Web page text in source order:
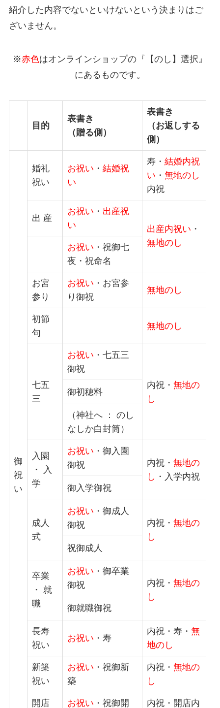
紹介した内容でないといけないという決まりはご
ざいません。
※赤色はオンラインショップの『【のし】選択』
にあるものです。
目的
表書き
（贈る側）
表書き
（お返しする
側）
御
祝
い
婚礼
祝い
お祝い ・ 結婚祝
い
寿・ 結婚内祝
い ・ 無地のし
内祝
出 産
お祝い ・ 出産祝
い
出産内祝い ・
無地のし
お祝い ・祝御七
夜・祝命名
お宮
参り
お祝い ・お宮参
り御祝
無地のし
初節
句
無地のし
七五
三
お祝い ・七五三
御祝
内祝・ 無地の
し
御初穂料
（神社へ ： のし
なしか白封筒）
入園
・ 入
学
お祝い ・御入園
御祝
内祝・ 無地の
し ・入学内祝
御入学御祝
成人
式
お祝い ・御成人
御祝
内祝・ 無地の
し
祝御成人
卒業
・ 就
職
お祝い ・御卒業
御祝
内祝・ 無地の
し
御就職御祝
長寿
祝い
お祝い ・寿
内祝・寿・ 無
地のし
新築
祝い
お祝い ・祝御新
築
内祝・ 無地の
し
開店 お祝い ・祝御開 内祝・開店内